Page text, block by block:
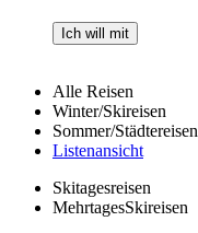
Ich will mit
Alle Reisen
Winter/Skireisen
Sommer/Städtereisen
Listenansicht
Skitagesreisen
MehrtagesSkireisen